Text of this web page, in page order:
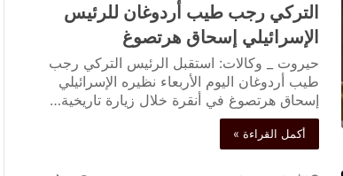
التركي رجب طيب أردوغان للرئيس
الإسرائيلي إسحاق هرتصوغ
حيروت _ وكالات: استقبل الرئيس التركي رجب
طيب أردوغان اليوم الأربعاء نظيره الإسرائيلي
إسحاق هرتصوغ في أنقرة خلال زيارة تاريخية…
أكمل القراءة »